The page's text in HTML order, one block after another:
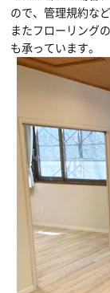
ので、管理規約な
またフローリング
も承っています。